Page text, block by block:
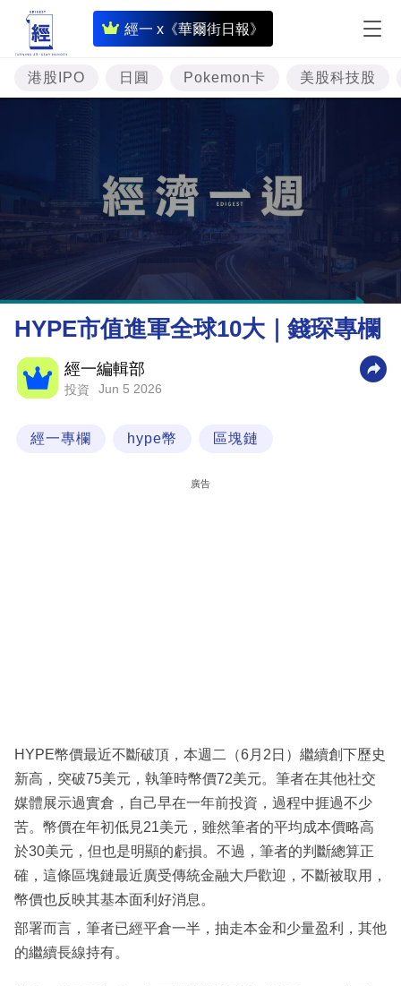
經一 x《華爾街日報》
即
時
財
經
投
資
理
財
商
業
閱
專
港股IPO 日圓 Pokemon卡 美股科技股
HYPE市值進軍全球10大｜錢琛專欄
經一編輯部
投資 Jun 5 2026
經一專欄 hype幣 區塊鏈
廣告
HYPE幣價最近不斷破頂，本週二（6月2日）繼續創下歷史
新高，突破75美元，執筆時幣價72美元。筆者在其他社交
媒體展示過實倉，自己早在一年前投資，過程中捱過不少
苦。幣價在年初低見21美元，雖然筆者的平均成本價略高
於30美元，但也是明顯的虧損。不過，筆者的判斷總算正
確，這條區塊鏈最近廣受傳統金融大戶歡迎，不斷被取用，
幣價也反映其基本面利好消息。
部署而言，筆者已經平倉一半，抽走本金和少量盈利，其他
的繼續長線持有。